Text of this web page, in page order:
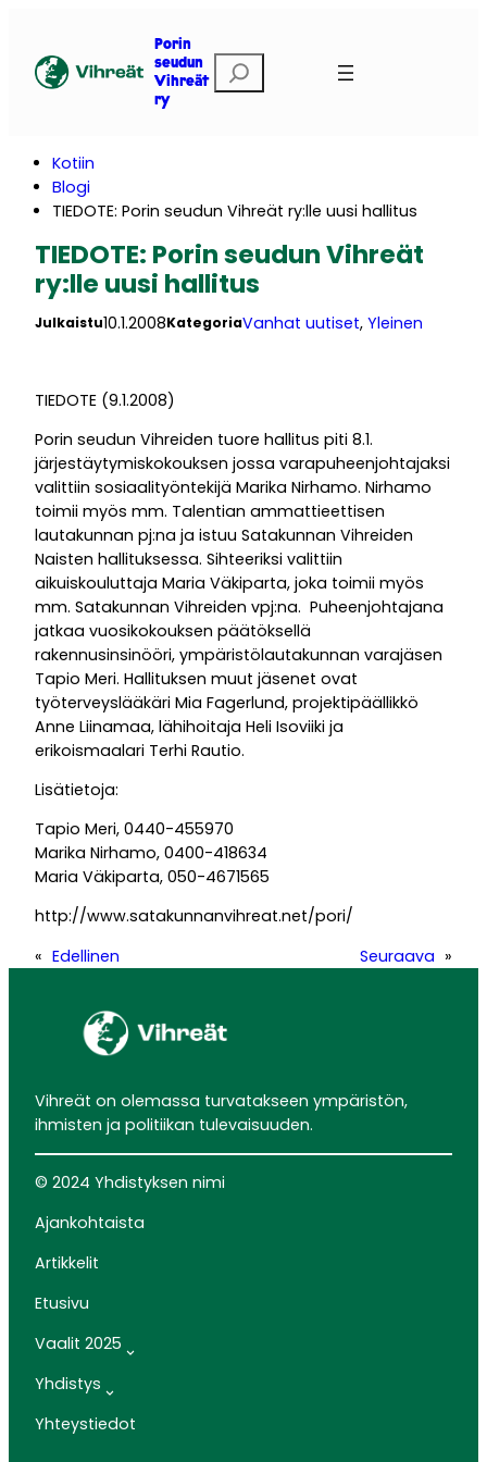
Porin
seudun
Vihreät
ry
t
Kotiin
Blogi
TIEDOTE: Porin seudun Vihreät ry:lle uusi hallitus
TIEDOTE: Porin seudun Vihreät
ry:lle uusi hallitus
Julkaistu10.1.2008KategoriaVanhat uutiset, Yleinen
TIEDOTE (9.1.2008)
Porin seudun Vihreiden tuore hallitus piti 8.1.
järjestäytymiskokouksen jossa varapuheenjohtajaksi
valittiin sosiaalityöntekijä Marika Nirhamo. Nirhamo
toimii myös mm. Talentian ammattieettisen
lautakunnan pj:na ja istuu Satakunnan Vihreiden
Naisten hallituksessa. Sihteeriksi valittiin
aikuiskouluttaja Maria Väkiparta, joka toimii myös
mm. Satakunnan Vihreiden vpj:na. Puheenjohtajana
jatkaa vuosikokouksen päätöksellä
rakennusinsinööri, ympäristölautakunnan varajäsen
Tapio Meri. Hallituksen muut jäsenet ovat
työterveyslääkäri Mia Fagerlund, projektipäällikkö
Anne Liinamaa, lähihoitaja Heli Isoviiki ja
erikoismaalari Terhi Rautio.
Lisätietoja:
Tapio Meri, 0440-455970
Marika Nirhamo, 0400-418634
Maria Väkiparta, 050-4671565
http://www.satakunnanvihreat.net/pori/
« Edellinen Seuraava »
Vihreät on olemassa turvatakseen ympäristön,
ihmisten ja politiikan tulevaisuuden.
© 2024 Yhdistyksen nimi
Ajankohtaista
Artikkelit
Etusivu
Vaalit 2025
Yhdistys
Yhteystiedot